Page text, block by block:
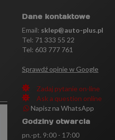
Dane kontaktowe
Email: sklep@auto-plus.pl
Tel: 71 333 55 22
Tel: 603 777 761
Sprawdź opinie w Google
Zadaj pytanie on-line
Ask a question online
Napisz na WhatsApp
Godziny otwarcia
pn.-pt. 9:00 - 17:00